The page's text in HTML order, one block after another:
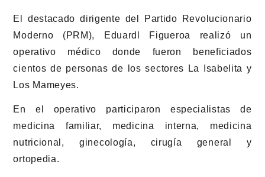
El destacado dirigente del Partido Revolucionario
Moderno (PRM), Eduardl Figueroa realizó un
operativo médico donde fueron beneficiados
cientos de personas de los sectores La Isabelita y
Los Mameyes.
En el operativo participaron especialistas de
medicina familiar, medicina interna, medicina
nutricional, ginecología, cirugía general y
ortopedia.